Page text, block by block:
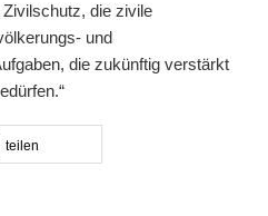
die zivile
und
die zukünftig verstärkt
teilen